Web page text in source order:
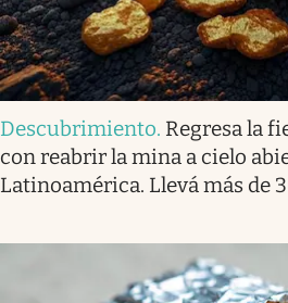
Descubrimiento. Regresa la
con reabrir la mina a cielo
Latinoamérica. Llevá más de